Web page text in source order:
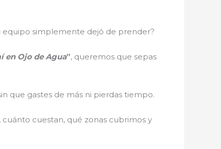
equipo simplemente dejó de prender?
en Ojo de Agua”, queremos que sepas
que gastes de más ni pierdas tiempo.
cuestan, qué zonas cubrimos y